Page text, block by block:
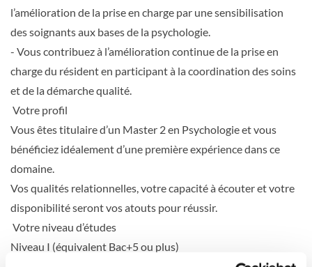
l’amélioration de la prise en charge par une sensibilisation
des soignants aux bases de la psychologie.
- Vous contribuez à l’amélioration continue de la prise en
charge du résident en participant à la coordination des soins
et de la démarche qualité.
Votre profil
Vous êtes titulaire d’un Master 2 en Psychologie et vous
bénéficiez idéalement d’une première expérience dans ce
domaine.
Vos qualités relationnelles, votre capacité à écouter et votre
disponibilité seront vos atouts pour réussir.
Votre niveau d’études
Niveau I (équivalent Bac+5 ou plus)